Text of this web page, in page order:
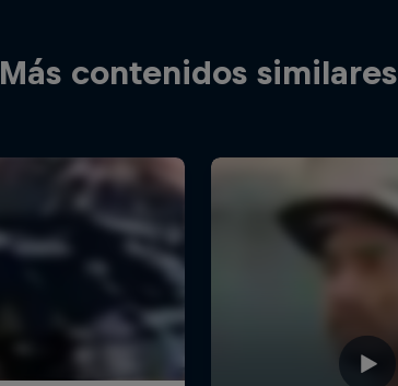
Más contenidos similares